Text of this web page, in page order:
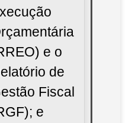
e o
de
Fiscal
e